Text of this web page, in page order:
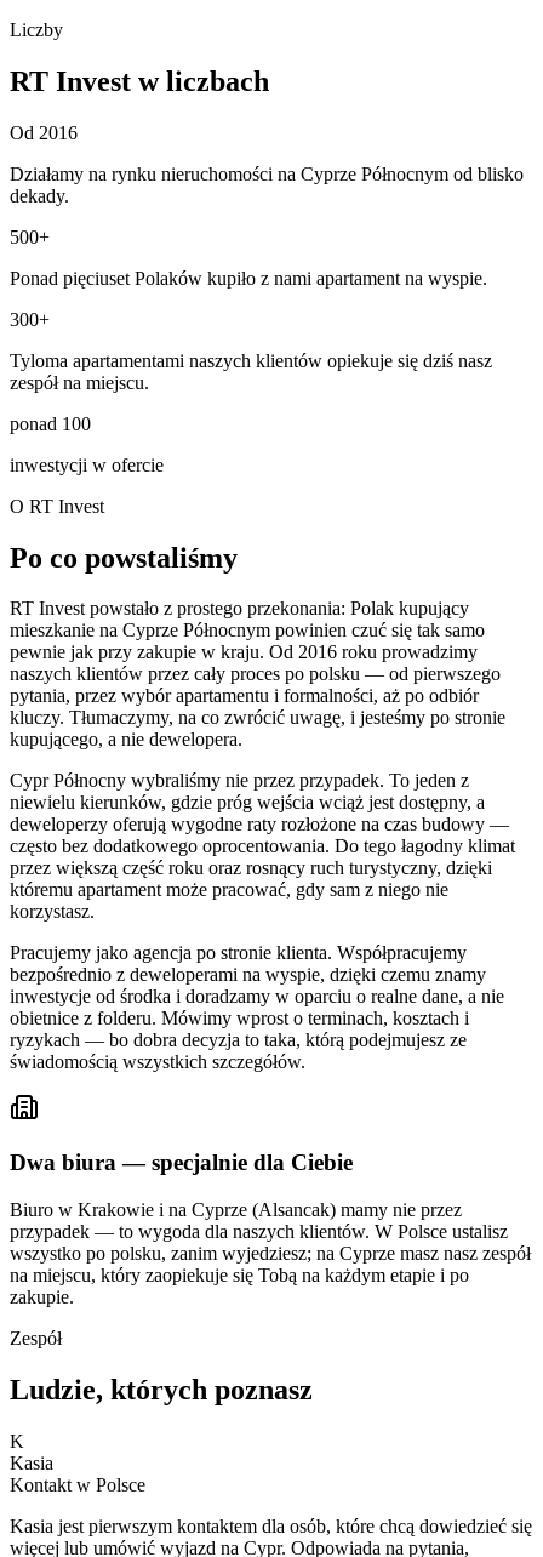
Liczby
RT Invest w liczbach
Od 2016
Działamy na rynku nieruchomości na Cyprze Północnym od blisko
dekady.
500+
Ponad pięciuset Polaków kupiło z nami apartament na wyspie.
300+
Tyloma apartamentami naszych klientów opiekuje się dziś nasz
zespół na miejscu.
ponad 100
inwestycji w ofercie
O RT Invest
Po co powstaliśmy
RT Invest powstało z prostego przekonania: Polak kupujący
mieszkanie na Cyprze Północnym powinien czuć się tak samo
pewnie jak przy zakupie w kraju. Od 2016 roku prowadzimy
naszych klientów przez cały proces po polsku — od pierwszego
pytania, przez wybór apartamentu i formalności, aż po odbiór
kluczy. Tłumaczymy, na co zwrócić uwagę, i jesteśmy po stronie
kupującego, a nie dewelopera.
Cypr Północny wybraliśmy nie przez przypadek. To jeden z
niewielu kierunków, gdzie próg wejścia wciąż jest dostępny, a
deweloperzy oferują wygodne raty rozłożone na czas budowy —
często bez dodatkowego oprocentowania. Do tego łagodny klimat
przez większą część roku oraz rosnący ruch turystyczny, dzięki
któremu apartament może pracować, gdy sam z niego nie
korzystasz.
Pracujemy jako agencja po stronie klienta. Współpracujemy
bezpośrednio z deweloperami na wyspie, dzięki czemu znamy
inwestycje od środka i doradzamy w oparciu o realne dane, a nie
obietnice z folderu. Mówimy wprost o terminach, kosztach i
ryzykach — bo dobra decyzja to taka, którą podejmujesz ze
świadomością wszystkich szczegółów.
Dwa biura — specjalnie dla Ciebie
Biuro w Krakowie i na Cyprze (Alsancak) mamy nie przez
przypadek — to wygoda dla naszych klientów. W Polsce ustalisz
wszystko po polsku, zanim wyjedziesz; na Cyprze masz nasz zespół
na miejscu, który zaopiekuje się Tobą na każdym etapie i po
zakupie.
Zespół
Ludzie, których poznasz
K
Kasia
Kontakt w Polsce
Kasia jest pierwszym kontaktem dla osób, które chcą dowiedzieć się
więcej lub umówić wyjazd na Cypr. Odpowiada na pytania,